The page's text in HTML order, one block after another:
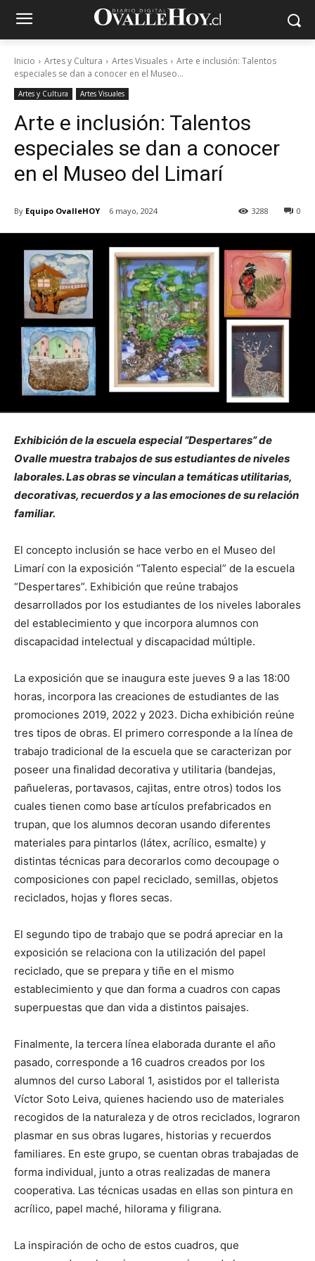
Inicio Artes y Cultura Artes Visuales
Arte e inclusión: Talentos
especiales se dan a conocer en el Museo...
Artes y Cultura Artes Visuales
Arte e inclusión: Talentos
especiales se dan a conocer
en el Museo del Limarí
By Equipo OvalleHOY 6 mayo, 2024 0
3288
Exhibición de la escuela especial “Despertares” de
Ovalle muestra trabajos de sus estudiantes de niveles
laborales. Las obras se vinculan a temáticas utilitarias,
decorativas, recuerdos y a las emociones de su relación
familiar.
El concepto inclusión se hace verbo en el Museo del
Limarí con la exposición “Talento especial” de la escuela
“Despertares”. Exhibición que reúne trabajos
desarrollados por los estudiantes de los niveles laborales
del establecimiento y que incorpora alumnos con
discapacidad intelectual y discapacidad múltiple.
La exposición que se inaugura este jueves 9 a las 18:00
horas, incorpora las creaciones de estudiantes de las
promociones 2019, 2022 y 2023. Dicha exhibición reúne
tres tipos de obras. El primero corresponde a la línea de
trabajo tradicional de la escuela que se caracterizan por
poseer una finalidad decorativa y utilitaria (bandejas,
pañueleras, portavasos, cajitas, entre otros) todos los
cuales tienen como base artículos prefabricados en
trupan, que los alumnos decoran usando diferentes
materiales para pintarlos (látex, acrílico, esmalte) y
distintas técnicas para decorarlos como decoupage o
composiciones con papel reciclado, semillas, objetos
reciclados, hojas y flores secas.
El segundo tipo de trabajo que se podrá apreciar en la
exposición se relaciona con la utilización del papel
reciclado, que se prepara y tiñe en el mismo
establecimiento y que dan forma a cuadros con capas
superpuestas que dan vida a distintos paisajes.
Finalmente, la tercera línea elaborada durante el año
pasado, corresponde a 16 cuadros creados por los
alumnos del curso Laboral 1, asistidos por el tallerista
Víctor Soto Leiva, quienes haciendo uso de materiales
recogidos de la naturaleza y de otros reciclados, lograron
plasmar en sus obras lugares, historias y recuerdos
familiares. En este grupo, se cuentan obras trabajadas de
forma individual, junto a otras realizadas de manera
cooperativa. Las técnicas usadas en ellas son pintura en
acrílico, papel maché, hilorama y filigrana.
La inspiración de ocho de estos cuadros, que